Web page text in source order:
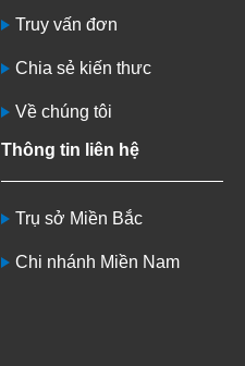
Truy vấn đơn
Chia sẻ kiến thưc
Về chúng tôi
Thông tin liên hệ
Trụ sở Miền Bắc
Chi nhánh Miền Nam